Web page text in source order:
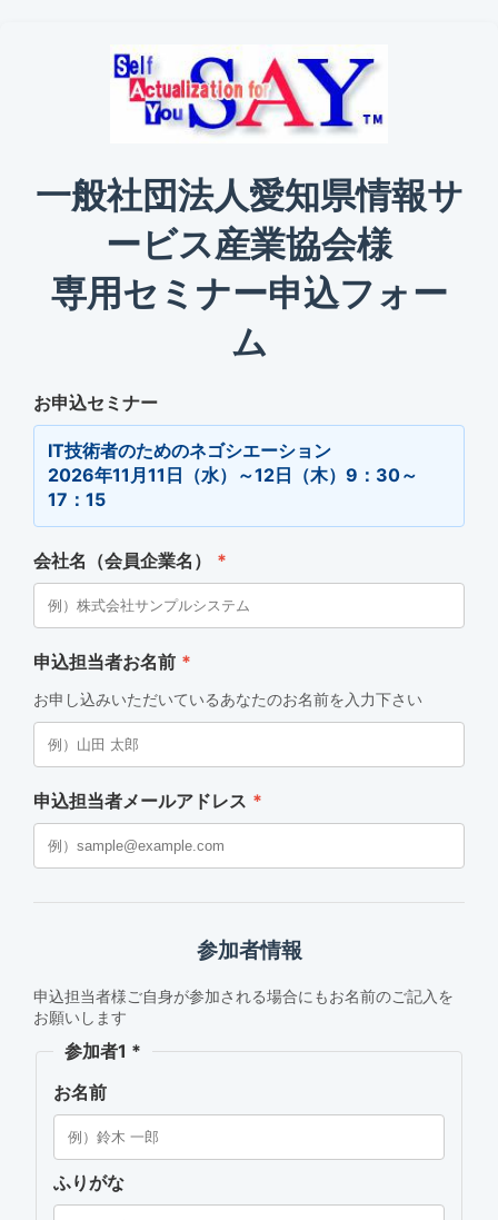
一般社団法人愛知県情報サ
ービス産業協会様
専用セミナー申込フォー
ム
お申込セミナー
IT技術者のためのネゴシエーション
2026年11月11日（水）～12日（木）9：30～
17：15
会社名（会員企業名） *
申込担当者お名前 *
お申し込みいただいているあなたのお名前を入力下さい
申込担当者メールアドレス *
参加者情報
申込担当者様ご自身が参加される場合にもお名前のご記入を
お願いします
参加者1 *
お名前
ふりがな